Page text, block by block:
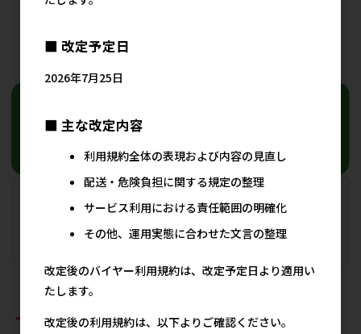
440円
おすすめ商品
■ 改定予定日
2026年7月25日
■ 主な改定内容
利用規約全体の表現および内容の見直し
配送・危険負担に関する規定の整理
サービス利用における責任範囲の明確化
その他、運用実態に合わせた文言の整理
改定後のバイヤー利用規約は、改定予定日より適用い
たします。
改定後の利用規約は、以下よりご確認ください。